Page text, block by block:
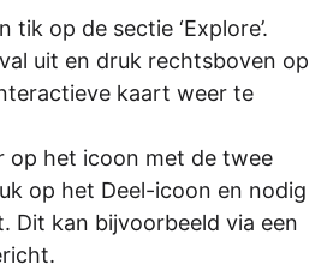
tik op de sectie ‘Explore’.
uit en druk rechtsboven op
kaart weer te
op het icoon met de twee
op het Deel-icoon en nodig
Dit kan bijvoorbeeld via een